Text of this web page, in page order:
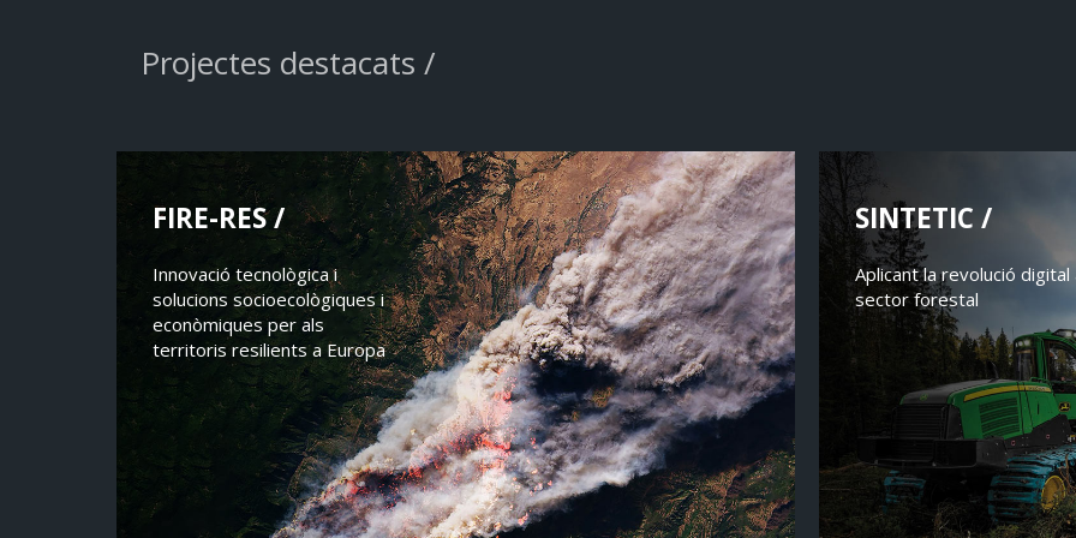
Projectes destacats /
FIRE-RES /
Innovació tecnològica i
solucions socioecològiques i
econòmiques per als
territoris resilients a Europa
SINTETIC /
Aplicant la revolució digital
sector forestal